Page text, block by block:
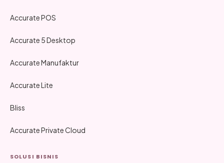
Accurate POS
Accurate 5 Desktop
Accurate Manufaktur
Accurate Lite
Bliss
Accurate Private Cloud
SOLUSI BISNIS